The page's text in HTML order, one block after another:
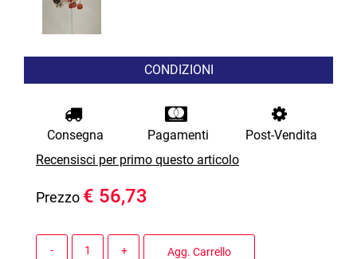
CONDIZIONI
Consegna Pagamenti
Post-Vendita
Recensisci per primo questo articolo
Prezzo € 56,73
Agg. Carrello